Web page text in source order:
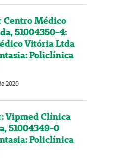
Centro Médico
51004350-4:
Vitória Ltda
Policlínica
2020
Vipmed Clínica
51004349-0
Policlínica